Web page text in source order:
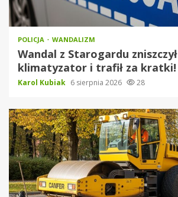
POLICJA WANDALIZM
Wandal z Starogardu zniszczył
klimatyzator i trafił za kratki!
Karol Kubiak 6 sierpnia 2026 28